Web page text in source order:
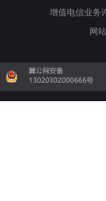
增值电信业务
网